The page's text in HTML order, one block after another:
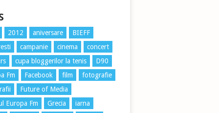
2012 aniversare
BIEFF
campanie cinema
concert
cupa bloggerilor la tenis
D90
Fm
Facebook film
fotografie
Future of Media
Europa Fm
Grecia
iarna